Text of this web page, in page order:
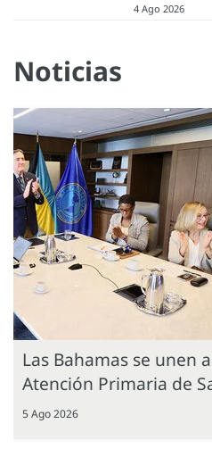
4 Ago 2026
Noticias
Las Bahamas se unen
Atención Primaria de
5 Ago 2026